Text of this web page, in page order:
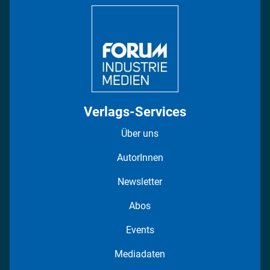
Verlags-Services
Über uns
AutorInnen
Newsletter
Abos
Events
Mediadaten